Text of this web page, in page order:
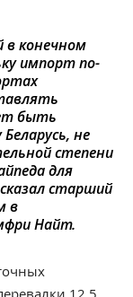
в конечном
импорт по-
быть
не
степени
для
сказал старший
в
Найт.
12,5